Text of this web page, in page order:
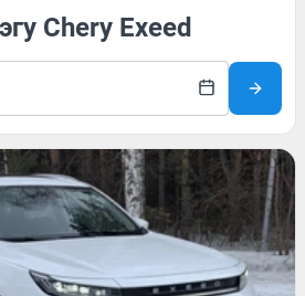
Chery Exeed